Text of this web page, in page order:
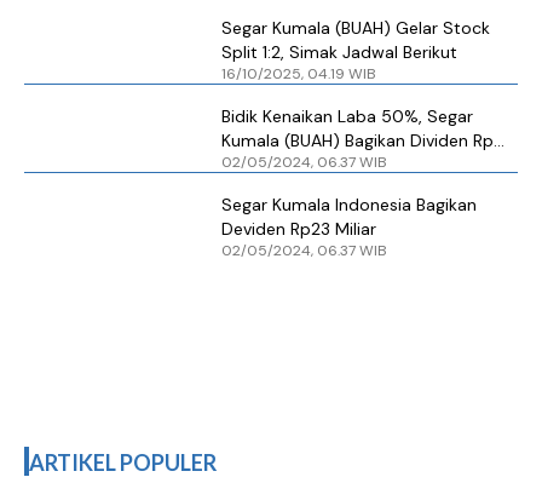
Segar Kumala (BUAH) Gelar Stock
Split 1:2, Simak Jadwal Berikut
16/10/2025, 04.19 WIB
Bidik Kenaikan Laba 50%, Segar
Kumala (BUAH) Bagikan Dividen Rp
23 Miliar
02/05/2024, 06.37 WIB
Segar Kumala Indonesia Bagikan
Deviden Rp23 Miliar
02/05/2024, 06.37 WIB
ARTIKEL POPULER